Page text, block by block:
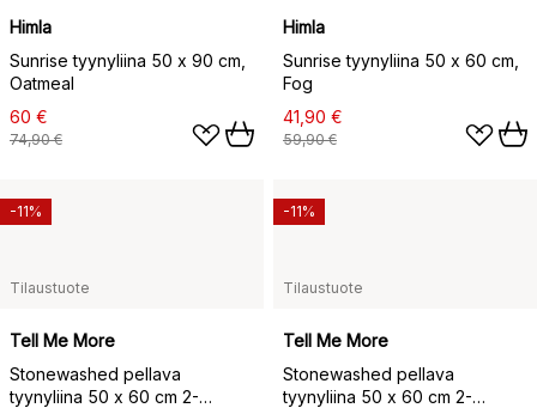
Himla
Sunrise tyynyliina 50 x 90 cm,
Oatmeal
60 €
74,90 €
Himla
Sunrise tyynyliina 50 x 60 cm,
Fog
41,90 €
59,90 €
Tilaustuote
Tell Me More
Stonewashed pellava
tyynyliina 50 x 60 cm 2-
-11%
Tilaustuote
Tell Me More
Stonewashed pellava
tyynyliina 50 x 60 cm 2-
-11%